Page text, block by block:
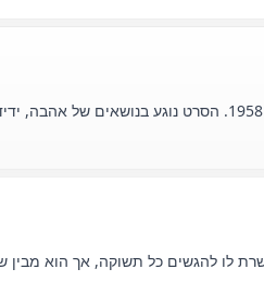
”מוסקבה לא מאמינה בדמעות” (1979) היא דרמה סובייטית על חייהן של שלוש